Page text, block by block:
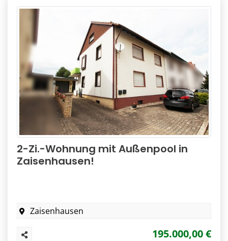
2-Zi.-Wohnung mit Außenpool in
Zaisenhausen!
Zaisenhausen
195.000,00 €